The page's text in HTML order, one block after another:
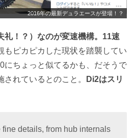
2016年の最新デュラエースが登場！？
礼！？）なのが変速機構。11速
もピカピカした現状を踏襲してい
にちょっと似てるかも、だそうで
れているとのこと。
Di2はスリ
fine details, from hub internals